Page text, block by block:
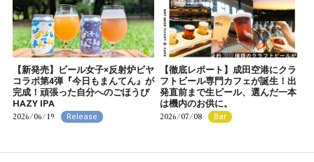
【新発売】ビール女子×反射炉ビヤ
コラボ第4弾『今日もまんてん』が
完成！頑張った自分へのごほうび
HAZY IPA
2026/06/19 Release
【徹底レポート】成田空港にクラ
フトビール専門カフェが誕生！出
発直前まで生ビール、選んだ一本
は機内のお供に。
2026/07/08 Bar